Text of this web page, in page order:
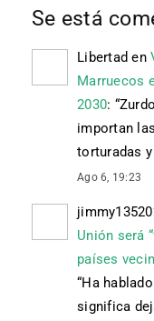
Se está
Libertad en
Marruecos
2030: “
importan
torturadas
Ago 6, 19:23
Unión será
países
“Ha
significa